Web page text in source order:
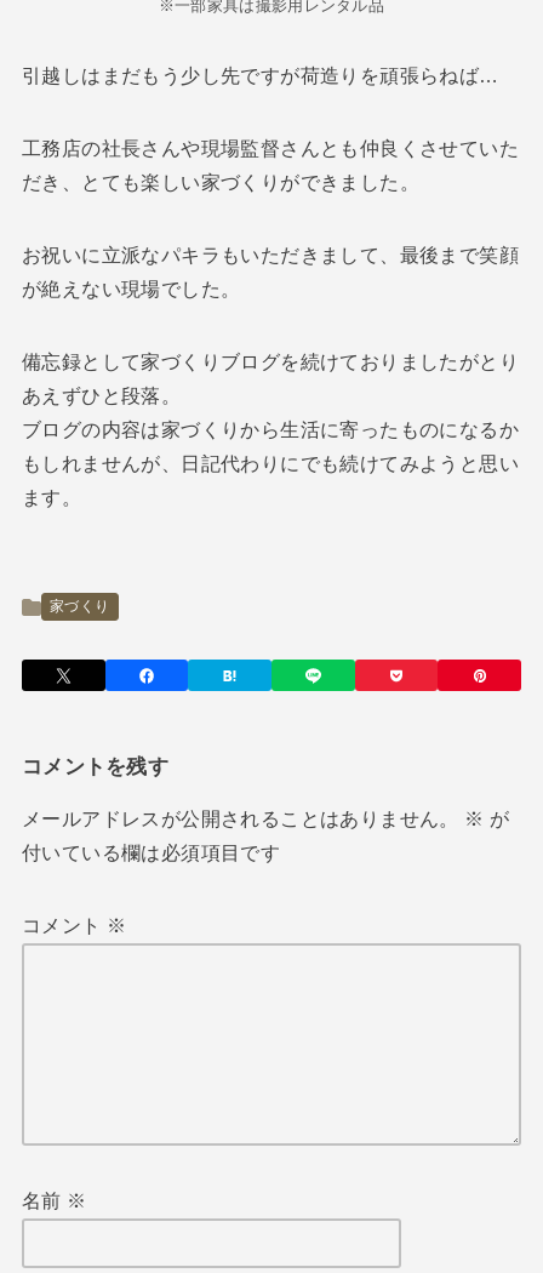
※一部家具は撮影用レンタル品
引越しはまだもう少し先ですが荷造りを頑張らねば…
工務店の社長さんや現場監督さんとも仲良くさせていた
だき、とても楽しい家づくりができました。
お祝いに立派なパキラもいただきまして、最後まで笑顔
が絶えない現場でした。
備忘録として家づくりブログを続けておりましたがとり
あえずひと段落。
ブログの内容は家づくりから生活に寄ったものになるか
もしれませんが、日記代わりにでも続けてみようと思い
ます。
家づくり
コメントを残す
メールアドレスが公開されることはありません。 ※ が
付いている欄は必須項目です
コメント ※
名前 ※